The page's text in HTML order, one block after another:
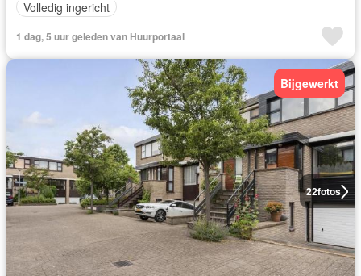
Volledig ingericht
1 dag, 5 uur geleden van Huurportaal
22fotos
Bijgewerkt